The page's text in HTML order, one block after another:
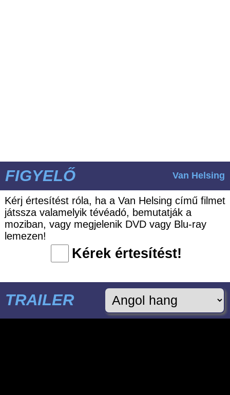
FIGYELŐ Van Helsing
Kérj értesítést róla, ha a Van Helsing című filmet
játssza valamelyik tévéadó, bemutatják a
moziban, vagy megjelenik DVD vagy Blu-ray
lemezen!
Kérek értesítést!
TRAILER